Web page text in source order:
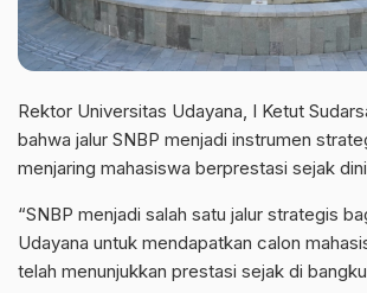
Rektor Universitas Udayana, I Ketut
bahwa jalur SNBP menjadi instrumen
menjaring mahasiswa berprestasi sejak
“SNBP menjadi salah satu jalur strategis
Udayana untuk mendapatkan calon
telah menunjukkan prestasi sejak di